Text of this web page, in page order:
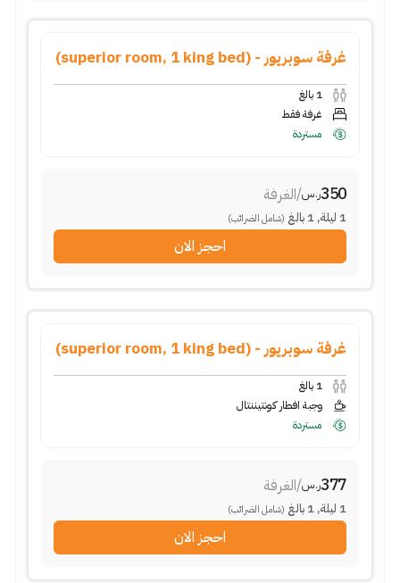
غرفة سوبريور - (superior room, 1 king bed)
1 بالغ
غرفة فقط
مستردة
350ر.س/الغرفة
1 ليلة,
1 بالغ (شامل الضرائب)
احجز الان
غرفة سوبريور - (superior room, 1 king bed)
1 بالغ
وجبة افطار كونتيننتال
مستردة
377ر.س/الغرفة
1 ليلة,
1 بالغ (شامل الضرائب)
احجز الان